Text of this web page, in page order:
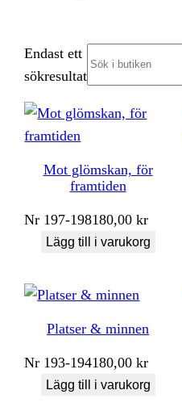
Endast ett
sökresultat
Mot glömskan, för
framtiden
Nr 197-198180,00kr
Lägg till i varukorg
Platser & minnen
Nr 193-194180,00kr
Lägg till i varukorg